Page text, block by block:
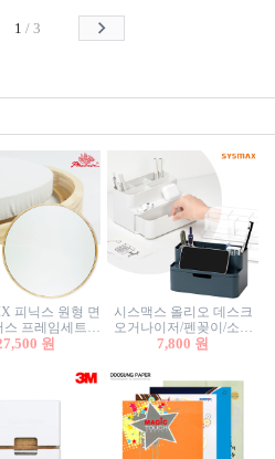
함/소화기거치대/소화기
1 / 3
피닉스 원형 면
스 프레임세트
형캔버스/플로팅
원
시스맥스 올리오 데스크
오거나이저/펜꽂이/소품
꽂이/소품함/정리함/수납
7,800 원